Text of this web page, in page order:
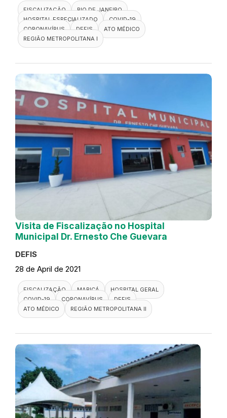
FISCALIZAÇÃO
RIO DE JANEIRO
HOSPITAL ESPECIALIZADO
COVID-19
CORONAVÍRUS
DEFIS
ATO MÉDICO
REGIÃO METROPOLITANA I
Visita de Fiscalização no Hospital
Municipal Dr. Ernesto Che Guevara
DEFIS
28 de April de 2021
FISCALIZAÇÃO MARICÁ
HOSPITAL GERAL
COVID-19
CORONAVÍRUS
DEFIS
ATO MÉDICO
REGIÃO METROPOLITANA II